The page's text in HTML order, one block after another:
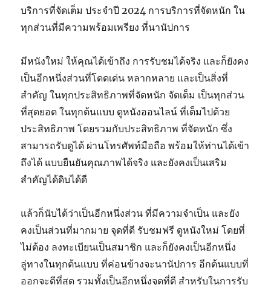
บริการที่จัดเต็ม ประจำปี 2024 การบริการที่จัดหนัก ใน
ทุกส่วนที่มีความพร้อมเพรียง ที่นานัปการ
มีหนังใหม่ ให้คุณได้เข้าถึง การรับชมได้จริง และก็ยังคง
เป็นอีกหนึ่งส่วนที่โดดเด่น หลากหลาย และเป็นสิ่งที่
สำคัญ ในทุกประสิทธิภาพที่จัดหนัก จัดเต็ม เป็นทุกส่วน
ที่สุดยอด ในทุกต้นแบบ ดูหนังออนไลน์ ที่เต็มไปด้วย
ประสิทธิภาพ โดยรวมกับประสิทธิภาพ ที่จัดหนัก ซึ่ง
สามารถรับดูได้ ผ่านโทรศัพท์มือถือ พร้อมให้ท่านได้เข้า
ถึงได้ แบบยืนยันคุณภาพได้จริง และยังคงเป็นเสริม
สำคัญได้ดิบได้ดี
แล้วก็นับได้ว่าเป็นอีกหนึ่งส่วน ที่มีความจำเป็น และยัง
คงเป็นส่วนที่มากมาย จุดที่ดี รับชมฟรี ดูหนังใหม่ โดยที่
ไม่ต้อง ลงทะเบียนเป็นสมาชิก และก็ยังคงเป็นอีกหนึ่ง
ลู่ทางในทุกต้นแบบ ที่ค่อนข้างจะนานัปการ อีกต้นแบบที่
ออกจะดีที่สุด รวมทั้งเป็นอีกหนึ่งจุดที่ดี สำหรับในการรับ